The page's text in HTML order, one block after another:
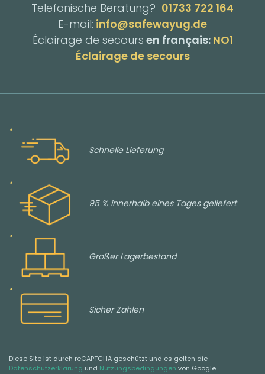
Telefonische Beratung? 01733 722 164
E-mail: info@safewayug.de
Éclairage de secours en français: NO1
Éclairage de secours
Schnelle Lieferung
95 % innerhalb eines Tages geliefert
Großer Lagerbestand
Sicher Zahlen
Diese Site ist durch reCAPTCHA geschützt und es gelten die
Datenschutzerklärung und Nutzungsbedingungen von Google.